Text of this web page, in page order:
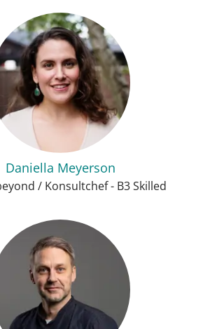
Daniella Meyerson
/ Konsultchef - B3 Skilled